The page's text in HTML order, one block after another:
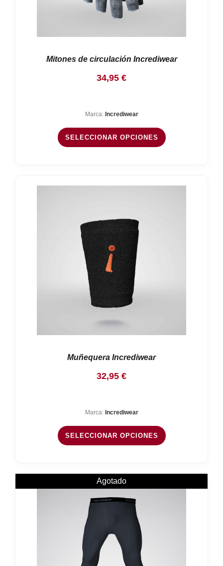
Mitones de circulación Incrediwear
34,95 €
Marca: Incrediwear
SELECCIONAR OPCIONES
Muñequera Incrediwear
32,95 €
Marca: Incrediwear
SELECCIONAR OPCIONES
Agotado